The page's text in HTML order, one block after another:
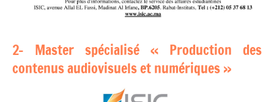
2- Master spécialisé « Production des
contenus audiovisuels et numériques »